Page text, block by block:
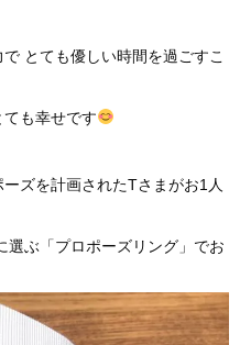
とても優しい時間を過ごすこ
も幸せです
ズを計画されたTさまがお1人
選ぶ「プロポーズリング」でお